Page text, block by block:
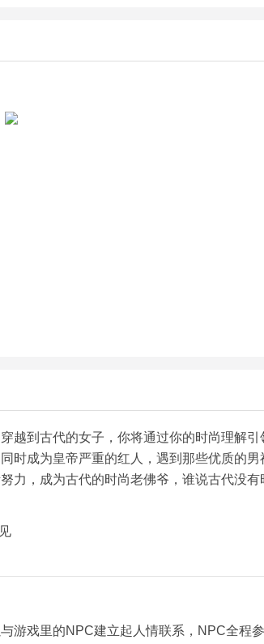
越到古代的女子，你将通过你的时尚理解引
时成为皇帝严重的红人，遇到那些优质的男
力，成为古代的时尚老佛爷，谁说古代没有
游戏里的NPC建立起人情联系，NPC全程